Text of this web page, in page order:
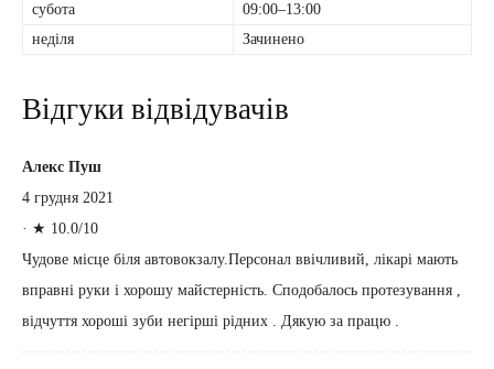
субота
09:00–13:00
неділя
Зачинено
Відгуки відвідувачів
Алекс Пуш
4 грудня 2021
· ★ 10.0/10
Чудове місце біля автовокзалу.Персонал ввічливий, лікарі мають
вправні руки і хорошу майстерність. Сподобалось протезування ,
відчуття хороші зуби негірші рідних . Дякую за працю .